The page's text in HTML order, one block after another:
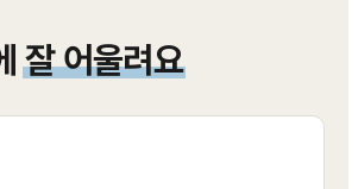
잘 어울려요